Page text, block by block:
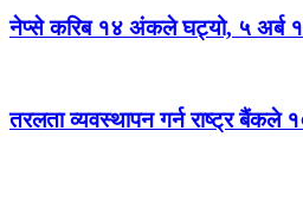
नेप्से करिब १४ अंकले घट्यो, ५ अर्ब
तरलता व्यवस्थापन गर्न राष्ट्र बैंकले